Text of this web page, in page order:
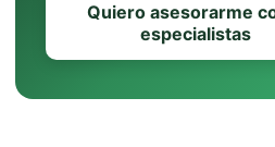
Quiero asesorarme
especialistas